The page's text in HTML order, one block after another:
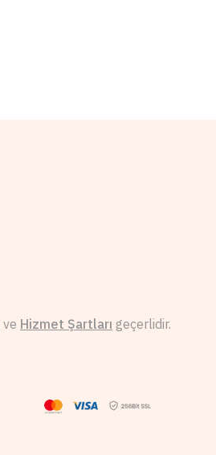
ve Hizmet Şartları geçerlidir.